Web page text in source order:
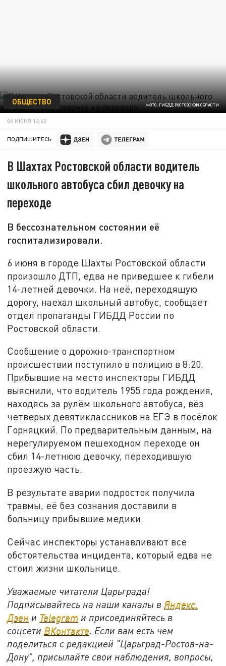
ФОТО: ГИБДД РОСТОВСКОЙ ОБЛАСТИ
ОБЩЕСТВО
06 ИЮНЯ 14:40
ПОДПИШИТЕСЬ:
В Шахтах Ростовской области водитель
школьного автобуса сбил девочку на
переходе
В бессознательном состоянии её
госпитализировали.
6 июня в городе Шахты Ростовской области
произошло ДТП, едва не приведшее к гибели
14-летней девочки. На неё, переходящую
дорогу, наехал школьный автобус, сообщает
отдел пропаганды ГИБДД России по
Ростовской области.
Сообщение о дорожно-транспортном
происшествии поступило в полицию в 8:20.
Прибывшие на место инспекторы ГИБДД
выяснили, что водитель 1955 года рождения,
находясь за рулём школьного автобуса, вёз
четверых девятиклассников на ЕГЭ в посёлок
Горняцкий. По предварительным данным, на
нерегулируемом пешеходном переходе он
сбил 14-летнюю девочку, переходившую
проезжую часть.
В результате аварии подросток получила
травмы, её без сознания доставили в
больницу прибывшие медики.
Сейчас инспекторы устанавливают все
обстоятельства инцидента, который едва не
стоил жизни школьнице.
Уважаемые читатели Царьграда!
Подписывайтесь на наши каналы в Яндекс.
Дзен и Telegram и присоединяйтесь в
соцсети ВКонтакте . Если вам есть чем
поделиться с редакцией "Царьград-Ростов-на-
Дону", присылайте свои наблюдения, вопросы,